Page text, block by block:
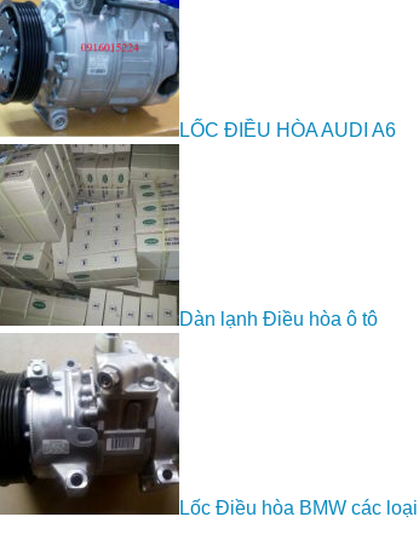
LỐC ĐIỀU HÒA AUDI A6
Dàn lạnh Điều hòa ô tô
Lốc Điều hòa BMW các loại